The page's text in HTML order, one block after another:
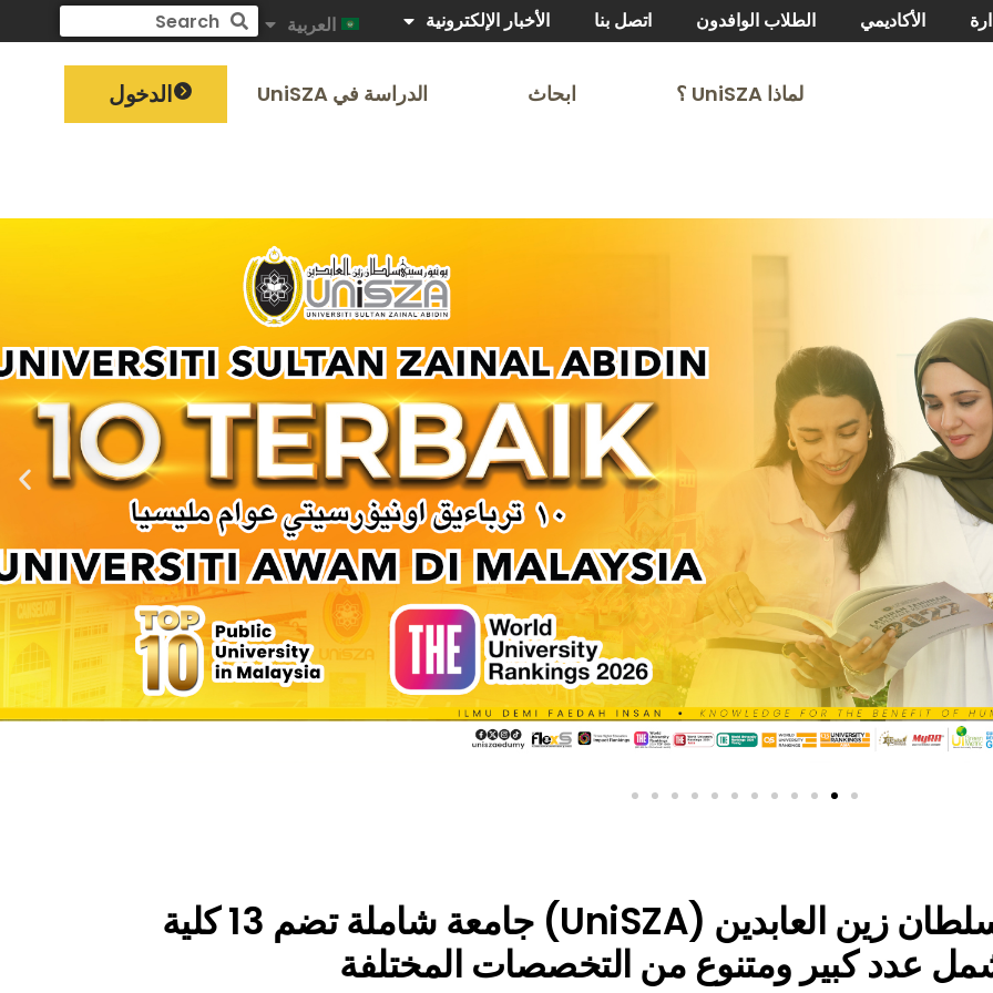
الأكاديمي الطلاب الوافدون اتصل بنا الأخبار الإلكترونية العربية
لماذا UniSZA ⸮ ابحاث الدراسة في UniSZA الدخول
تعتبر جامعة السلطان زين العابدين (UniSZA) جامعة شاملة تضم 13 كلية
عدد كبير ومتنوع من التخصصات المختلفة